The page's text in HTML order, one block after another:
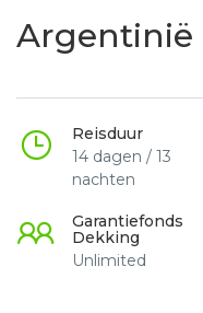
Argentinië
Reisduur
14 dagen / 13
nachten
Garantiefonds
Dekking
Unlimited